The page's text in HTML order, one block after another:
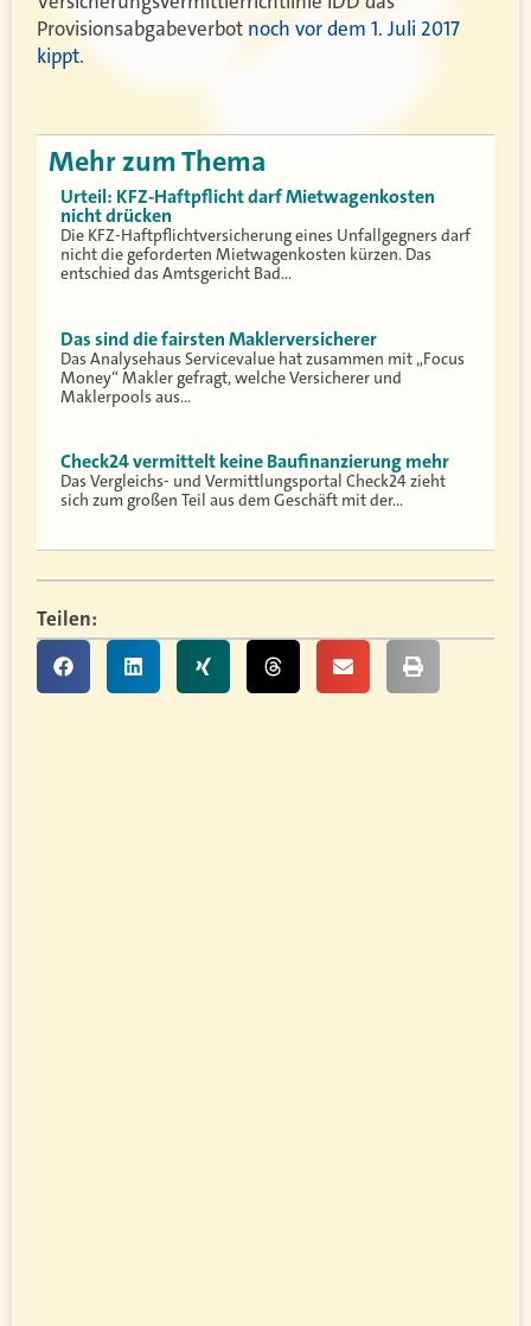
Provisionsabgabeverbot noch vor dem 1. Juli 2017
kippt.
Mehr zum Thema
Urteil: KFZ-Haftpflicht darf Mietwagenkosten
nicht drücken
Die KFZ-Haftpflichtversicherung eines Unfallgegners darf
nicht die geforderten Mietwagenkosten kürzen. Das
entschied das Amtsgericht Bad…
Das sind die fairsten Maklerversicherer
Das Analysehaus Servicevalue hat zusammen mit „Focus
Money“ Makler gefragt, welche Versicherer und
Maklerpools aus…
Check24 vermittelt keine Baufinanzierung mehr
Das Vergleichs- und Vermittlungsportal Check24 zieht
sich zum großen Teil aus dem Geschäft mit der…
Teilen: